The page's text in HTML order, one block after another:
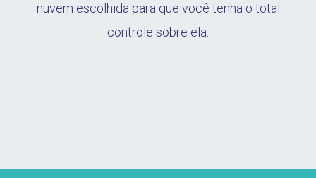
nuvem escolhida para que você tenha o total
controle sobre ela.